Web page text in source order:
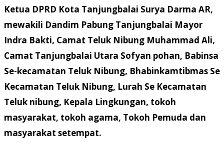
Ketua DPRD Kota Tanjungbalai Surya Darma AR,
mewakili Dandim Pabung Tanjungbalai Mayor
Indra Bakti, Camat Teluk Nibung Muhammad Ali,
Camat Tanjungbalai Utara Sofyan pohan, Babinsa
Se-kecamatan Teluk Nibung, Bhabinkamtibmas Se
Kecamatan Teluk Nibung, Lurah Se Kecamatan
Teluk nibung, Kepala Lingkungan, tokoh
masyarakat, tokoh agama, Tokoh Pemuda dan
masyarakat setempat.